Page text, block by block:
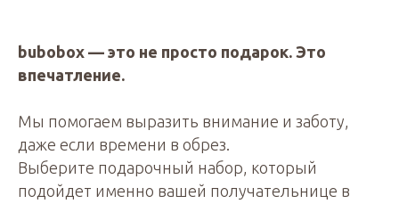
bubobox — это не просто подарок. Это
впечатление.
Мы помогаем выразить внимание и заботу,
даже если времени в обрез.
Выберите подарочный набор, который
подойдет именно вашей получательнице в